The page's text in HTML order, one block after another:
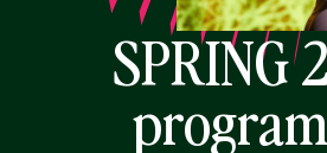
SPRING